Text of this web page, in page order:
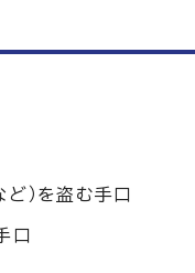
）を盗む手口
口